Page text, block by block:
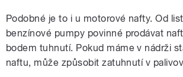
Podobné je to i u motorové nafty. Od
benzínové pumpy povinné prodávat
bodem tuhnutí. Pokud máme v nádrži
naftu, může způsobit zatuhnutí v